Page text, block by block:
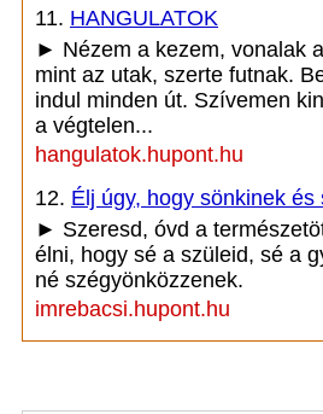
11. HANGULATOK
► Nézem a kezem, vonalak
mint az utak, szerte futnak.
indul minden út. Szívemen
a végtelen...
hangulatok.hupont.hu
12. Élj úgy, hogy sönkinek
► Szeresd, óvd a
élni, hogy sé a szüleid, sé a
né szégyönközzenek.
imrebacsi.hupont.hu